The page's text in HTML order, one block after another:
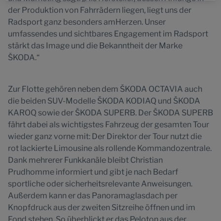
der Produktion von Fahrrädern liegen, liegt uns der
Radsport ganz besonders amHerzen. Unser
umfassendes und sichtbares Engagement im Radsport
stärkt das Image und die Bekanntheit der Marke
ŠKODA.“
Zur Flotte gehören neben dem ŠKODA OCTAVIA auch
die beiden SUV-Modelle ŠKODA KODIAQ und ŠKODA
KAROQ sowie der ŠKODA SUPERB. Der ŠKODA SUPERB
fährt dabei als wichtigstes Fahrzeug der gesamten Tour
wieder ganz vorne mit: Der Direktor der Tour nutzt die
rot lackierte Limousine als rollende Kommandozentrale.
Dank mehrerer Funkkanäle bleibt Christian
Prudhomme informiert und gibt je nach Bedarf
sportliche oder sicherheitsrelevante Anweisungen.
Außerdem kann er das Panoramaglasdach per
Knopfdruck aus der zweiten Sitzreihe öffnen und im
Website.